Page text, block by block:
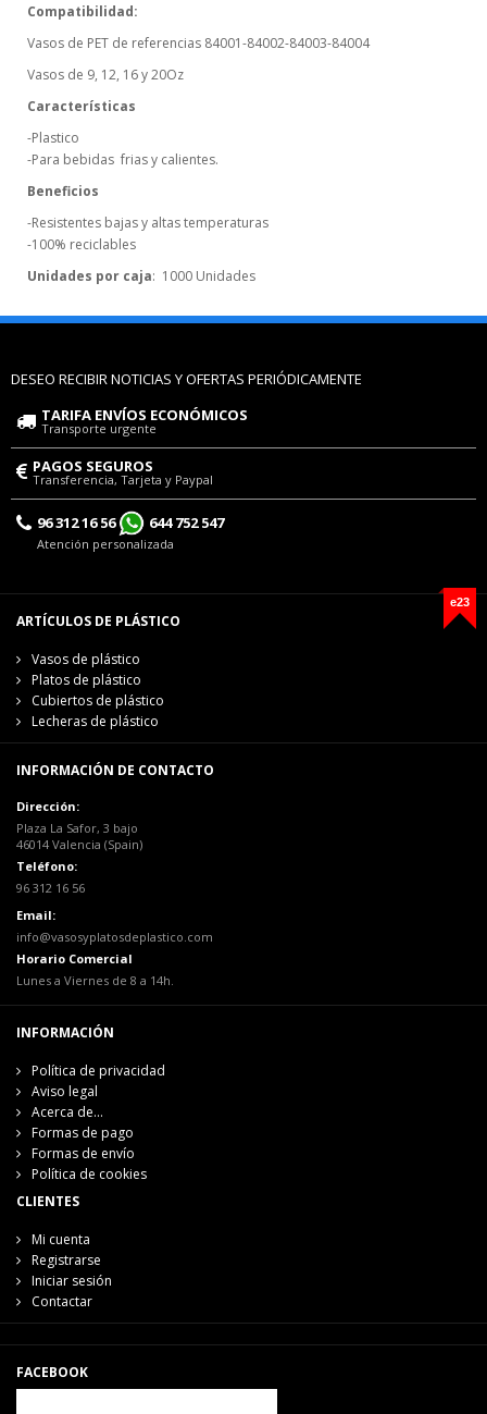
Compatibilidad:
Vasos de PET de referencias 84001-84002-84003-84004
Vasos de 9, 12, 16 y 20Oz
Características
-Plastico
-Para bebidas frias y calientes.
Beneficios
-Resistentes bajas y altas temperaturas
-100% reciclables
Unidades por caja: 1000 Unidades
DESEO RECIBIR NOTICIAS Y OFERTAS PERIÓDICAMENTE
TARIFA ENVÍOS ECONÓMICOS
Transporte urgente
PAGOS SEGUROS
Transferencia, Tarjeta y Paypal
96 312 16 56 644 752 547
Atención personalizada
e23
ARTÍCULOS DE PLÁSTICO
Vasos de plástico
Platos de plástico
Cubiertos de plástico
Lecheras de plástico
INFORMACIÓN DE CONTACTO
Dirección:
Plaza La Safor, 3 bajo
46014 Valencia (Spain)
Teléfono:
96 312 16 56
Email:
info@vasosyplatosdeplastico.com
Horario Comercial
Lunes a Viernes de 8 a 14h.
INFORMACIÓN
Política de privacidad
Aviso legal
Acerca de...
Formas de pago
Formas de envío
Política de cookies
CLIENTES
Mi cuenta
Registrarse
Iniciar sesión
Contactar
FACEBOOK